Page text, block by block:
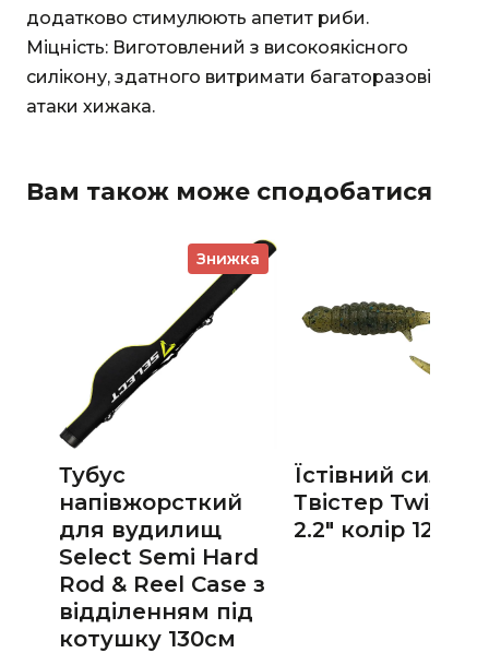
додатково стимулюють апетит риби.
Міцність: Виготовлений з високоякісного
силікону, здатного витримати багаторазові
атаки хижака.
Вам також може сподобатися
Знижка
Тубус
напівжорсткий
для вудилищ
Select Semi Hard
Rod & Reel Case з
відділенням під
котушку 130см
Їстівний
Твістер Twister
2.2" колір 12 UV